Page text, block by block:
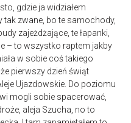
gdzie ja widziałem
tak zwane, bo te samochody,
zajeżdżające, te łapanki,
– to wszystko raptem jakby
w sobie coś takiego
pierwszy dzień świąt
Ujazdowskie. Do poziomu
mogli sobie spacerować,
aleja Szucha, no to